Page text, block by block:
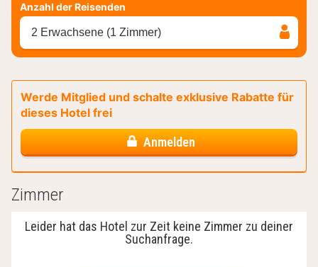
Anzahl der Reisenden
2 Erwachsene (1 Zimmer)
Werde Mitglied und schalte exklusive Rabatte für
dieses Hotel frei
Anmelden
Zimmer
Leider hat das Hotel zur Zeit keine Zimmer zu deiner
Suchanfrage.